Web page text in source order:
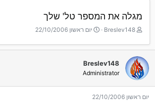
מגלה את המספר טל' שלך
T
r
e
a
d
a
Breslev148
ת
ר
ך
ה
יום ראשון 22/10/2006
Breslev148
Administrator
יום ראשון 22/10/2006